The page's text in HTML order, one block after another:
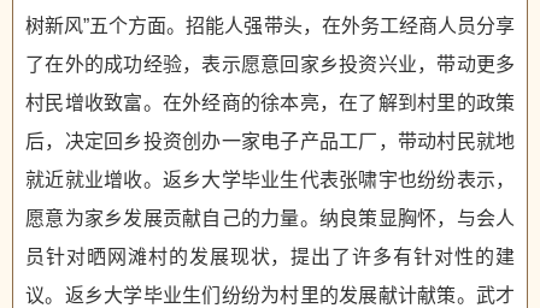
树新风”五个方面。招能人强带头，在外务工经商人员分享
了在外的成功经验，表示愿意回家乡投资兴业，带动更多
村民增收致富。在外经商的徐本亮，在了解到村里的政策
后，决定回乡投资创办一家电子产品工厂，带动村民就地
就近就业增收。返乡大学毕业生代表张啸宇也纷纷表示，
愿意为家乡发展贡献自己的力量。纳良策显胸怀，与会人
员针对晒网滩村的发展现状，提出了许多有针对性的建
议。返乡大学毕业生们纷纷为村里的发展献计献策。武才